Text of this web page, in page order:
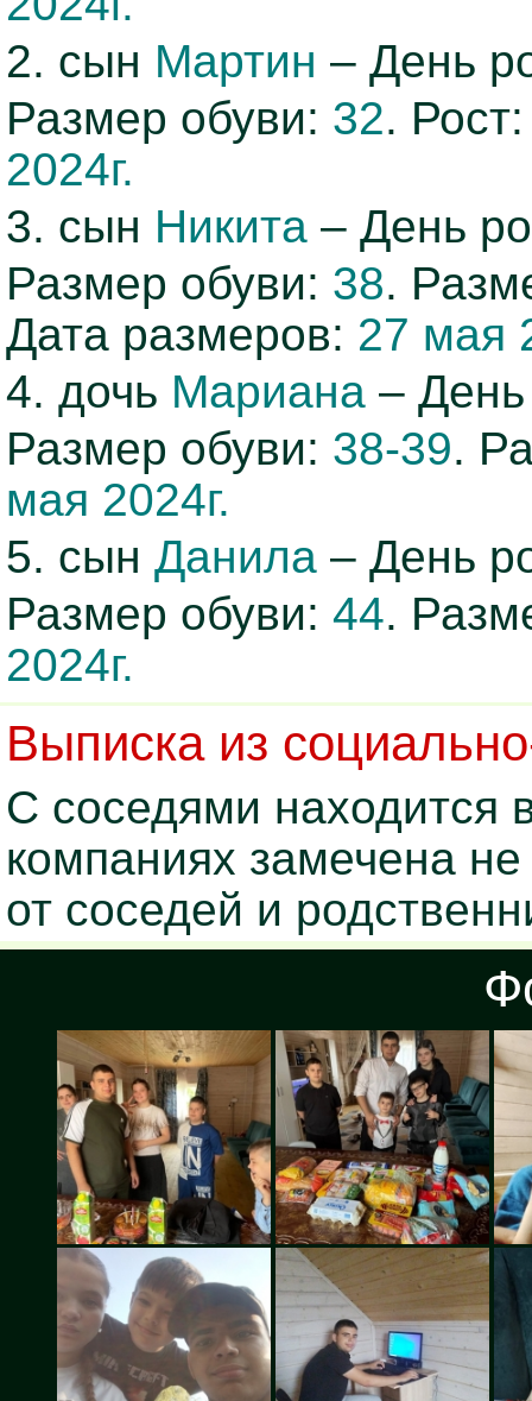
2. сын Мартин – День
Размер обуви: 32.
2024г.
3. сын Никита – День
Размер обуви: 38.
Дата размеров: 27 мая
4. дочь Мариана –
Размер обуви: 38-39.
мая 2024г.
5. сын Данила – День
Размер обуви: 44.
2024г.
Выписка из
С соседями находится
компаниях замечена
от соседей и